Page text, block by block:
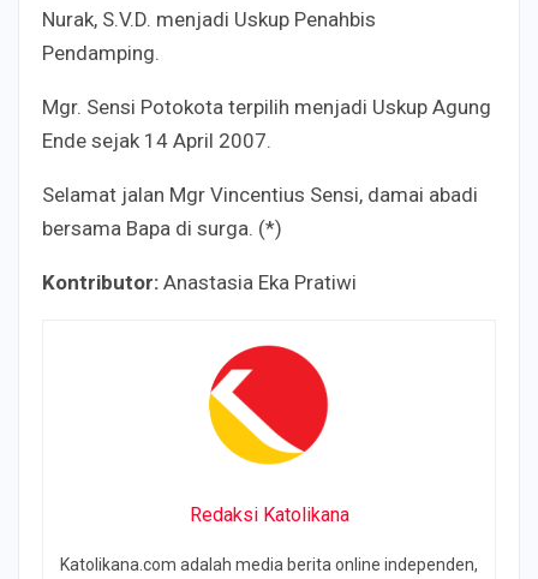
Nurak, S.V.D. menjadi Uskup Penahbis
Pendamping.
Mgr. Sensi Potokota terpilih menjadi Uskup Agung
Ende sejak 14 April 2007.
Selamat jalan Mgr Vincentius Sensi, damai abadi
bersama Bapa di surga. (*)
Kontributor: Anastasia Eka Pratiwi
Redaksi Katolikana
Katolikana.com adalah media berita online independen,